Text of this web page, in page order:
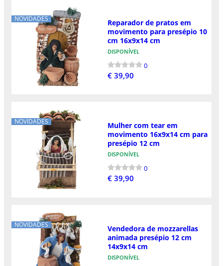
NOVIDADES
Reparador de pratos em
movimento para presépio 10
cm 16x9x14 cm
DISPONÍVEL
0
€ 39,90
NOVIDADES
Mulher com tear em
movimento 16x9x14 cm para
presépio 12 cm
DISPONÍVEL
0
€ 39,90
NOVIDADES
Vendedora de mozzarellas
animada presépio 12 cm
14x9x14 cm
DISPONÍVEL